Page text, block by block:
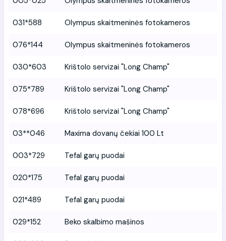
031*588 Olympus skaitmeninės fotokameros
076*144 Olympus skaitmeninės fotokameros
030*603 Krištolo servizai "Long Champ"
075*789 Krištolo servizai "Long Champ"
078*696 Krištolo servizai "Long Champ"
03**046 Maxima dovanų čekiai 100 Lt
003*729 Tefal garų puodai
020*175 Tefal garų puodai
021*489 Tefal garų puodai
029*152 Beko skalbimo mašinos